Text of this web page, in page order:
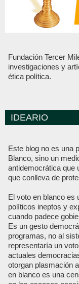
Fundación Tercer
investigaciones y
ética política.
IDEARIO
Este blog no es una
Blanco, sino un
antidemocrática que
que conlleva de
El voto en blanco es
políticos ineptos y
cuando padece
Es un gesto
programas, no al
representaría un
actuales
otorgan plasmación
en blanco es una